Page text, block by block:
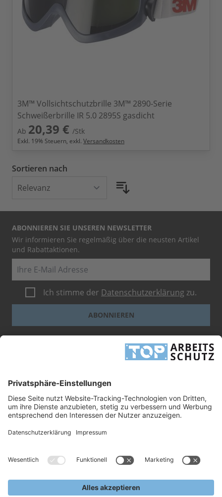
3M™ Vollsichtschutzbrille 3M™ 2890-Serie
Schweißerbrille IR 5.0 2895S gasdicht
Ab 20,39 € /Stk
Exkl. 19% Steuern, exkl. Versandkosten
Sortieren nach
ABONNIEREN SIE UNSEREN NEWSLETTER
Wir informieren Sie regelmäßig über die neusten Artikel
und Rabattaktionen.
Ich stimme der Datenschutzerklärung zu.
ABONNIEREN
Dieses Formular ist durch reCAPTCHA geschützt - es gelten dieGoogle-
-Geschäftsbedingungen.
UNTERNEHMEN
RECHTLICHES
TOP ARBEITSSCHUTZ GMBH
24568 Kaltenkirchen
Fax +49 41 91/72 26 18-99
www.top-arbeitsschutz.de